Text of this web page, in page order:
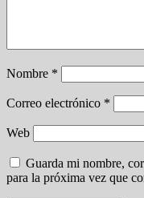
Nombre *
Correo electrónico *
Web
Guarda mi nombre,
para la próxima vez que